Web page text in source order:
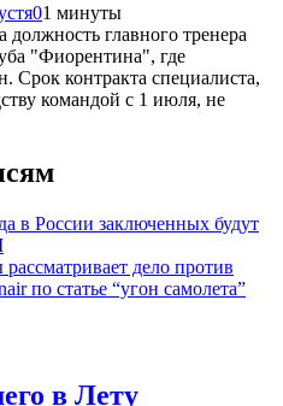
01 минуты
должность главного тренера
"Фиорентина", где
Срок контракта специалиста,
командой с 1 июля, не
в России заключенных будут
дело против
по статье “угон самолета”
в Лету